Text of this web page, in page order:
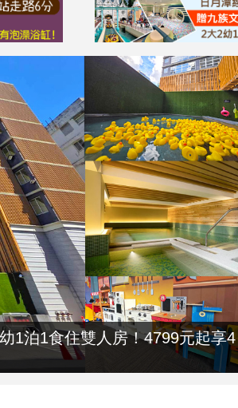
1泊1食住雙人房！4799元起享4